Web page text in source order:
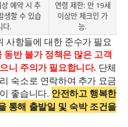
예약 시 추
생할 수 있습
다.
연령 제한: 만 19세
이상만 체크인 가
능.
사항들에 대한 준수가 필요
동반 불가 정책은 많은 고객
니 주의가 필요합니다. 단체
숙소로 연락하여 추가 요금
좋습니다. 안전하고 행복한
통해 출발일 및 숙박 조건을